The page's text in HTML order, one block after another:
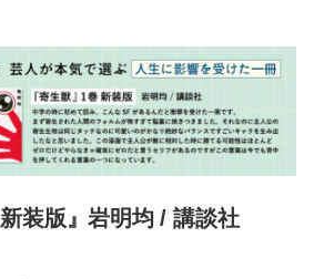
装版』岩明均 / 講談社